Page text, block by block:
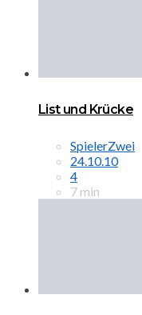
List und Krücke
SpielerZwei
24.10.10
4
7 min